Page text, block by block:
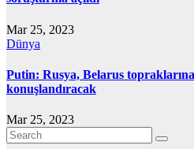
Mar 25, 2023
Dünya
Putin: Rusya, Belarus
konuşlandıracak
Mar 25, 2023